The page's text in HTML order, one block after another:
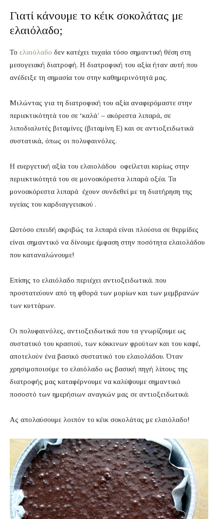
Γιατί κάνουμε το κέικ σοκολάτας με
ελαιόλαδο;
Το ελαιόλαδο δεν κατέχει τυχαία τόσο σημαντική θέση στη
μεσογειακή διατροφή. Η διατροφική του αξία ήταν αυτή που
ανέδειξε τη σημασία του στην καθημερινότητά μας.
Μιλώντας για τη διατροφική του αξία αναφερόμαστε στην
περιεκτικότητά του σε ‘καλά’ – ακόρεστα λιπαρά, σε
λιποδιαλυτές βιταμίνες (βιταμίνη E) και σε αντιοξειδωτικά
συστατικά, όπως οι πολυφαινόλες.
Η ευεργετική αξία του ελαιολάδου οφείλεται κυρίως στην
περιεκτικότητά του σε μονοακόρεστα λιπαρά οξέα. Τα
μονοακόρεστα λιπαρά έχουν συνδεθεί με τη διατήρηση της
υγείας του καρδιαγγειακού .
Ωστόσο επειδή ακριβώς τα λιπαρά είναι πλούσια σε θερμίδες
είναι σημαντικό να δίνουμε έμφαση στην ποσότητα ελαιολάδου
που καταναλώνουμε!
Επίσης το ελαιόλαδο περιέχει αντιοξειδωτικά. που
προστατεύουν από τη φθορά των μορίων και των μεμβρανών
των κυττάρων.
Οι πολυφαινόλες, αντιοξειδωτικά που τα γνωρίζουμε ως
συστατικό του κρασιού, των κόκκινων φρούτων και του καφέ,
αποτελούν ένα βασικό συστατικό του ελαιολάδου. Όταν
χρησιμοποιούμε το ελαιόλαδο ως βασική πηγή λίπους της
διατροφής μας καταφέρνουμε να καλύψουμε σημαντικό
ποσοστό των ημερήσιων αναγκών μας σε αντιοξειδωτικά.
Ας απολαύσουμε λοιπόν το κέικ σοκολάτας με ελαιόλαδο!